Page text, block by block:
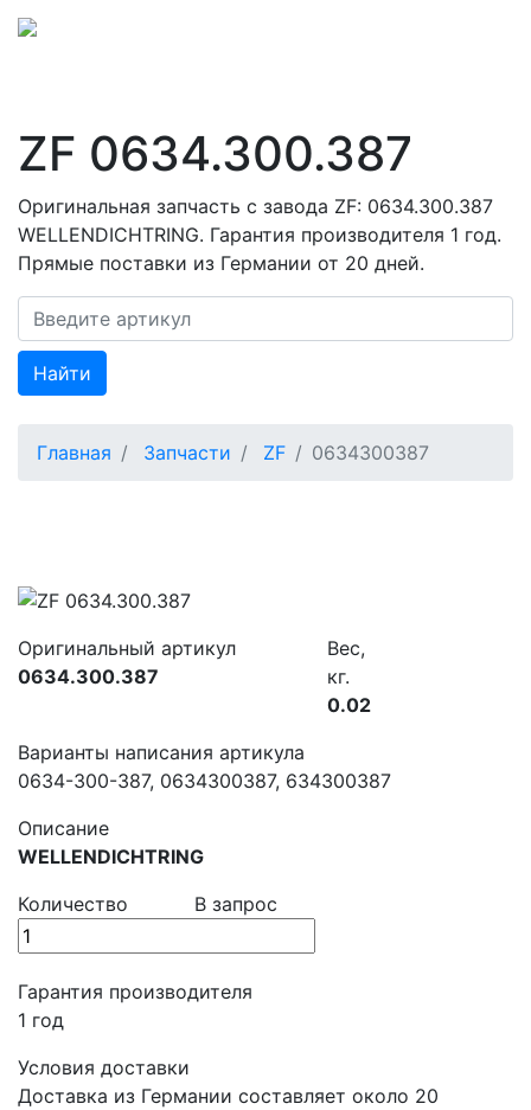
ZF 0634.300.387
Оригинальная запчасть с завода ZF: 0634.300.387
WELLENDICHTRING. Гарантия производителя 1 год.
Прямые поставки из Германии от 20 дней.
Найти
Главная Запчасти ZF 0634300387
Оригинальный артикул
0634.300.387
Вес,
кг.
0.02
Варианты написания артикула
0634-300-387, 0634300387, 634300387
Описание
WELLENDICHTRING
Количество
В запрос
Гарантия производителя
1 год
Условия доставки
Доставка из Германии составляет около 20